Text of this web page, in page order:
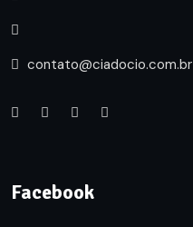
contato@ciadocio.com.br
Facebook